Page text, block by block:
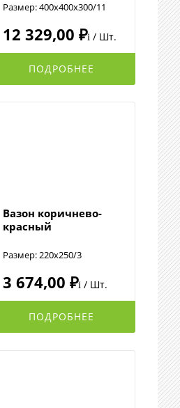
Размер: 400х400х300/11
12 329,00 ₽i / Шт.
ПОДРОБНЕЕ
Вазон коричнево-
красный
Размер: 220x250/3
3 674,00 ₽i / Шт.
ПОДРОБНЕЕ